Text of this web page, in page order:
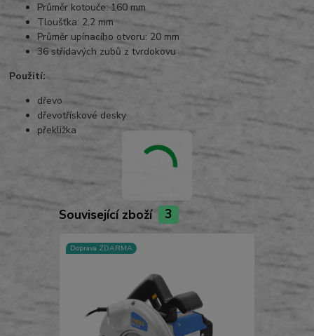
Průměr kotouče: 160 mm
Tloušťka: 2,2 mm
Průměr upínacího otvoru: 20 mm
36 střídavých zubů z tvrdokovu
Použití:
dřevo
dřevotřískové desky
překližka
Související zboží 3
Doprava ZDARMA